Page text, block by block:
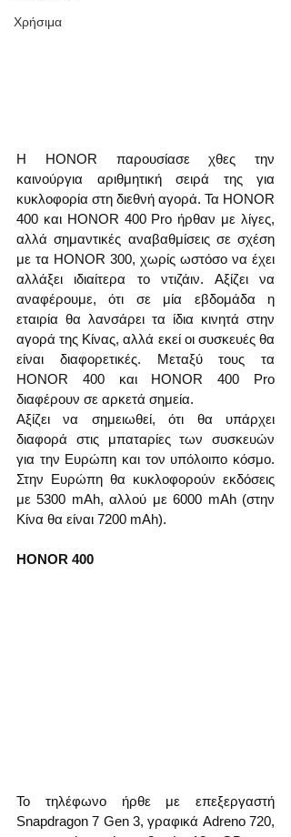
Χρήσιμα
Η HONOR παρουσίασε χθες την
καινούργια αριθμητική σειρά της για
κυκλοφορία στη διεθνή αγορά. Τα HONOR
400 και HONOR 400 Pro ήρθαν με λίγες,
αλλά σημαντικές αναβαθμίσεις σε σχέση
με τα HONOR 300, χωρίς ωστόσο να έχει
αλλάξει ιδιαίτερα το ντιζάιν. Αξίζει να
αναφέρουμε, ότι σε μία εβδομάδα η
εταιρία θα λανσάρει τα ίδια κινητά στην
αγορά της Κίνας, αλλά εκεί οι συσκευές θα
είναι διαφορετικές. Μεταξύ τους τα
HONOR 400 και HONOR 400 Pro
διαφέρουν σε αρκετά σημεία.
Αξίζει να σημειωθεί, ότι θα υπάρχει
διαφορά στις μπαταρίες των συσκευών
για την Ευρώπη και τον υπόλοιπο κόσμο.
Στην Ευρώπη θα κυκλοφορούν εκδόσεις
με 5300 mAh, αλλού με 6000 mAh (στην
Κίνα θα είναι 7200 mAh).
HONOR 400
Το τηλέφωνο ήρθε με επεξεργαστή
Snapdragon 7 Gen 3, γραφικά Adreno 720,